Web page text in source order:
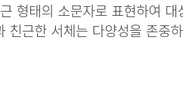
형태의 소문자로 표현하여
친근한 서체는 다양성을 존중